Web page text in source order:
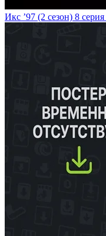
Икс ’97 (2 сезон) 8 серия